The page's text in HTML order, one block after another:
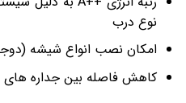
نوع درب
امکان نصب انواع شیشه
کاهش فاصله بین جداره های شیشه به